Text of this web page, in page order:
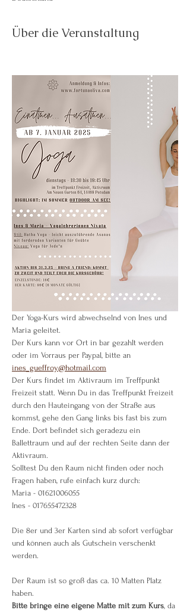
Über die Veranstaltung
Der Yoga-Kurs wird abwechselnd von Ines und
Maria geleitet.
Der Kurs kann vor Ort in bar gezahlt werden
oder im Vorraus per Paypal, bitte an
ines_gueffroy@hotmail.com
Der Kurs findet im Aktivraum im Treffpunkt
Freizeit statt. Wenn Du in das Treffpunkt Freizeit
durch den Hauteingang von der Straße aus
kommst, gehe den Gang links bis fast bis zum
Ende. Dort befindet sich geradezu ein
Ballettraum und auf der rechten Seite dann der
Aktivraum.
Solltest Du den Raum nicht finden oder noch
Fragen haben, rufe einfach kurz durch:
Maria - 01621006055
Ines - 017655472328
Die 8er und 3er Karten sind ab sofort verfügbar
und können auch als Gutschein verschenkt
werden.
Der Raum ist so groß das ca. 10 Matten Platz
haben.
Bitte bringe eine eigene Matte mit zum Kurs, da